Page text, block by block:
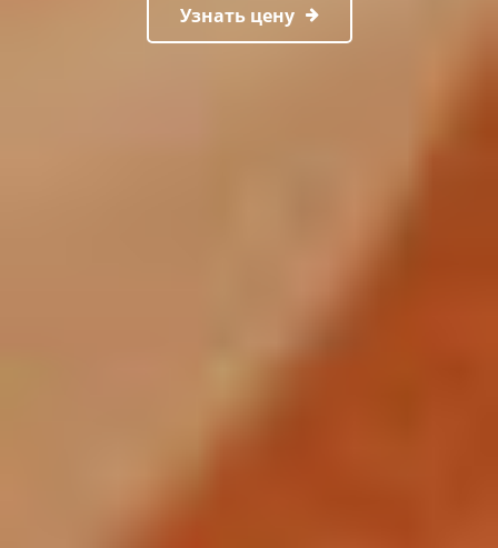
Узнать цену